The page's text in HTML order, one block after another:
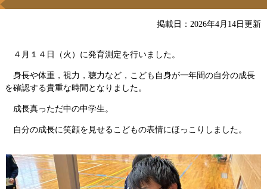
掲載日：2026年4月14日更新
４月１４日（火）に発育測定を行いました。
身長や体重，視力，聴力など，こども自身が一年間の自分の成長
を確認する貴重な時間となりました。
成長真っただ中の中学生。
自分の成長に笑顔を見せるこどもの表情にほっこりしました。